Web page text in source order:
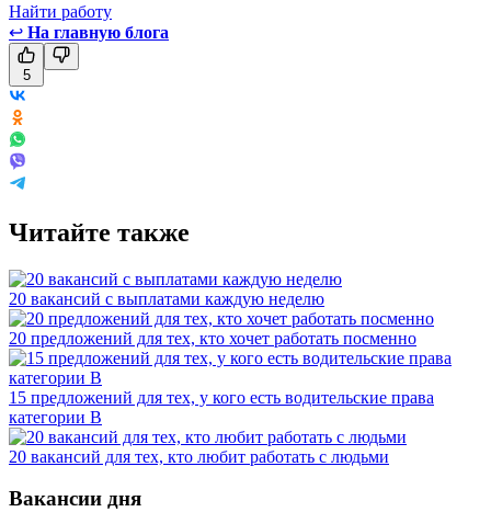
Найти работу
↩ На главную блога
5
Читайте также
20 вакансий с выплатами каждую неделю
20 предложений для тех, кто хочет работать посменно
15 предложений для тех, у кого есть водительские права
категории В
20 вакансий для тех, кто любит работать с людьми
Вакансии дня